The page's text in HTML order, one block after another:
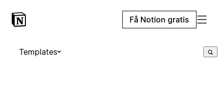
Få Notion gratis
Templates